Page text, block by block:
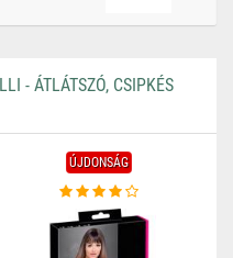
- ÁTLÁTSZÓ, CSIPKÉS
ÚJDONSÁG